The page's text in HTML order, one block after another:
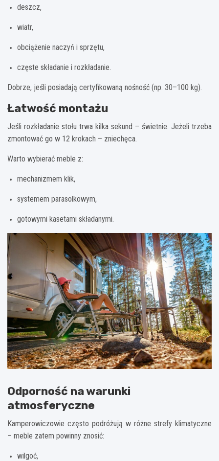
deszcz,
wiatr,
obciążenie naczyń i sprzętu,
częste składanie i rozkładanie.
Dobrze, jeśli posiadają certyfikowaną nośność (np. 30–100 kg).
Łatwość montażu
Jeśli rozkładanie stołu trwa kilka sekund – świetnie. Jeżeli trzeba
zmontować go w 12 krokach – zniechęca.
Warto wybierać meble z:
mechanizmem klik,
systemem parasolkowym,
gotowymi kasetami składanymi.
Odporność na warunki
atmosferyczne
Kamperowiczowie często podróżują w różne strefy klimatyczne
– meble zatem powinny znosić:
wilgoć,